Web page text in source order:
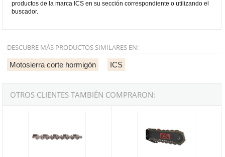
productos de la marca ICS en su sección correspondiente o utilizando el
buscador.
DESCUBRE MÁS PRODUCTOS SIMILARES EN:
Motosierra corte hormigón ICS
OTROS CLIENTES TAMBIÉN COMPRARON: